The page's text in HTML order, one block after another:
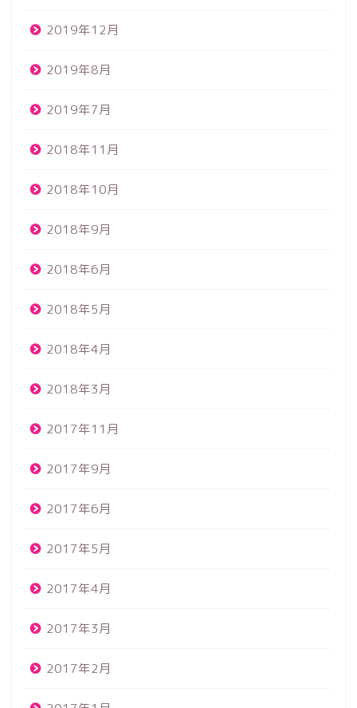
2019年12月
2019年8月
2019年7月
2018年11月
2018年10月
2018年9月
2018年6月
2018年5月
2018年4月
2018年3月
2017年11月
2017年9月
2017年6月
2017年5月
2017年4月
2017年3月
2017年2月